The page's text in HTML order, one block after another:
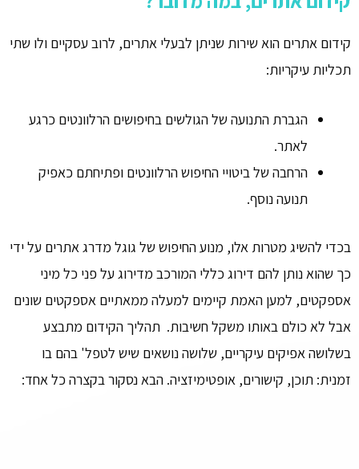
קידום אתרים הוא שירות שניתן לבעלי אתרים, לרוב עסקיים ולו שתי
תכליות עיקריות:
הגברת התנועה של הגולשים בחיפושים הרלוונטים כרגע
לאתר.
הרחבה של ביטויי החיפוש הרלוונטים ופתיחתם כאפיק
תנועה נוסף.
בכדי להשיג מטרות אלו, מנוע החיפוש של גוגל מדרג אתרים על ידי
כך שהוא נותן להם דירוג כללי המורכב מדירוג על פני כל מיני
אספקטים, למען האמת קיימים למעלה ממאתיים אספקטים שונים
אבל לא כולם באותו משקל חשיבות. תהליך הקידום מתבצע
בשלושה אפיקים עיקריים, שלושה נושאים שיש לטפל' בהם בו
זמנית: תוכן, קישורים, אופטימיזציה. הבא נסקור בקצרה כל אחד: